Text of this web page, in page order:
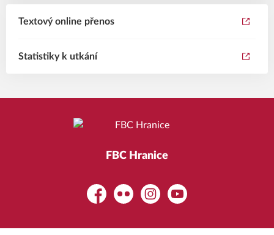
Textový online přenos
Statistiky k utkání
FBC Hranice
FacebookFlickr InstagramYouTube